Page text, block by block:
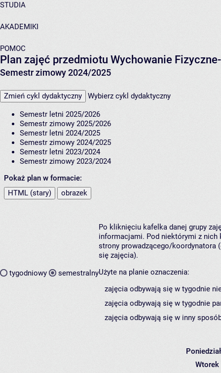
STUDIA
AKADEMIKI
POMOC
Plan zajęć przedmiotu Wychowanie
Semestr zimowy 2024/2025
Zmień cykl dydaktyczny Wybierz cykl dydaktyczny
Semestr letni 2025/2026
Semestr zimowy 2025/2026
Semestr letni 2024/2025
Semestr zimowy 2024/2025
Semestr letni 2023/2024
Semestr zimowy 2023/2024
Pokaż plan w formacie:
HTML (stary)
obrazek
tygodniowy semestralny
Po kliknięciu kafelka danej grupy
informacjami. Pod niektórymi z nich
strony prowadzącego/koordynatora
się zajęcia).
Użyte na planie oznaczenia:
zajęcia odbywają się w tygodnie
zajęcia odbywają się w tygodnie
zajęcia odbywają się w inny
Wtorek